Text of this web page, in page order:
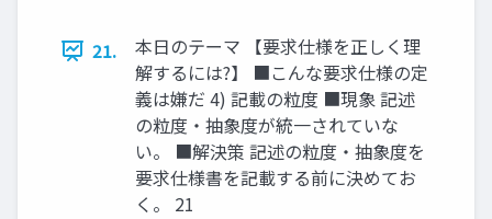
21.
本日のテーマ 【要求仕様を正しく理
解するには?】 ■こんな要求仕様の定
義は嫌だ 4) 記載の粒度 ■現象 記述
の粒度・抽象度が統一されていな
い。 ■解決策 記述の粒度・抽象度を
要求仕様書を記載する前に決めてお
く。 21